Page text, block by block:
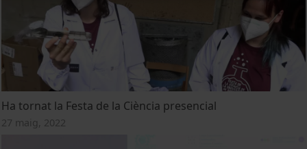
Ha tornat la Festa de la Ciència presencial
27 maig, 2022